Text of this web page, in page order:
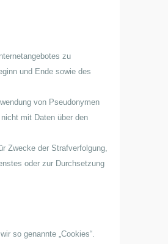
zu
und Ende sowie des
von Pseudonymen
mit Daten über den
Zwecke der Strafverfolgung,
oder zur Durchsetzung
so genannte „Cookies“.